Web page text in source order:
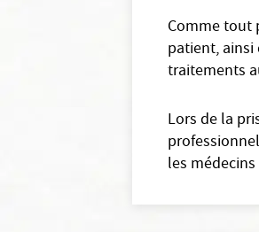
Comme tout
patient, ainsi
traitements
Lors de la
les